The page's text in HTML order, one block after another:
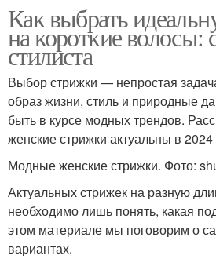
Как выбрать
на короткие волосы:
стилиста
Выбор стрижки — непростая
образ жизни, стиль и природные
быть в курсе модных трендов.
женские стрижки актуальны в 2024
Модные женские стрижки. Фото:
Актуальных стрижек на разную
необходимо лишь понять, какая
этом материале мы поговорим о
вариантах.